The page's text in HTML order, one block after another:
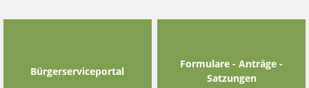
Bürgerserviceportal
Formulare - Anträge -
Satzungen